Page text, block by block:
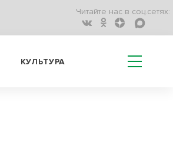
Читайте нас в соц.сетях:
КУЛЬТУРА